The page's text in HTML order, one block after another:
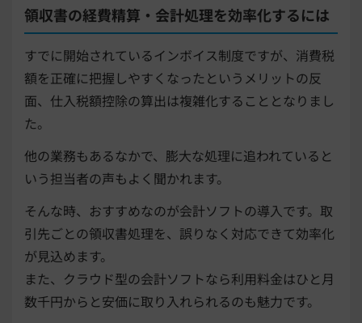
領収書の経費精算・会計処理を効率化するには
すでに開始されているインボイス制度ですが、消費税
額を正確に把握しやすくなったというメリットの反
面、仕入税額控除の算出は複雑化することとなりまし
た。
他の業務もあるなかで、膨大な処理に追われていると
いう担当者の声もよく聞かれます。
そんな時、おすすめなのが会計ソフトの導入です。取
引先ごとの領収書処理を、誤りなく対応できて効率化
が見込めます。
また、クラウド型の会計ソフトなら利用料金はひと月
数千円からと安価に取り入れられるのも魅力です。